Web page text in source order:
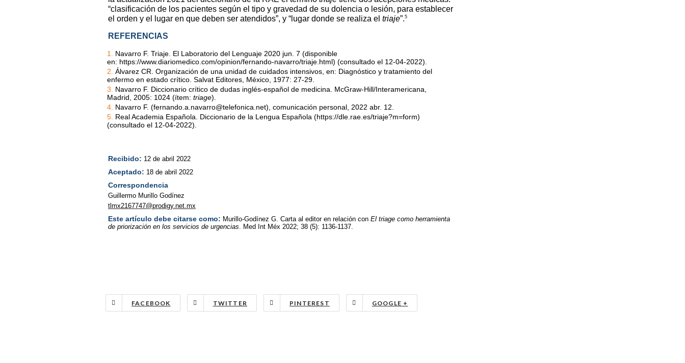
“clasificación de los pacientes según el tipo y gravedad de su dolencia o lesión, para establecer
el orden y el lugar en que deben ser atendidos”, y “lugar donde se realiza el triaje”.5
REFERENCIAS
1. Navarro F. Triaje. El Laboratorio del Lenguaje 2020 jun. 7 (disponible
en: https://www.diariomedico.com/opinion/fernando-navarro/triaje.html) (consultado el 12-04-2022).
2. Álvarez CR. Organización de una unidad de cuidados intensivos, en: Diagnóstico y tratamiento del
enfermo en estado crítico. Salvat Editores, México, 1977: 27-29.
3. Navarro F. Diccionario crítico de dudas inglés-español de medicina. McGraw-Hill/Interamericana,
Madrid, 2005: 1024 (ítem: triage).
4. Navarro F. (fernando.a.navarro@telefonica.net), comunicación personal, 2022 abr. 12.
5. Real Academia Española. Diccionario de la Lengua Española (https://dle.rae.es/triaje?m=form)
(consultado el 12-04-2022).
Recibido: 12 de abril 2022
Aceptado: 18 de abril 2022
Correspondencia
Guillermo Murillo Godínez
tlmx2167747@prodigy.net.mx
Este artículo debe citarse como: Murillo-Godínez G. Carta al editor en relación con El triage como herramienta
de priorización en los servicios de urgencias . Med Int Méx 2022; 38 (5): 1136-1137.
FACEBOOK TWITTER PINTEREST GOOGLE +